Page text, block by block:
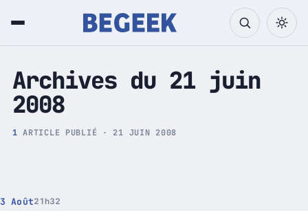
Tech et Pop culture
Archives du 21 juin
2008
1 ARTICLE PUBLIÉ · 21 JUIN 2008
3 Août21h32